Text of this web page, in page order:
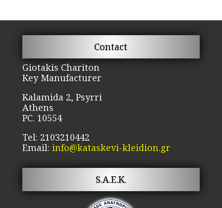
Contact
Giotakis Chariton
Key Manufacturer
Kalamida 2, Psyrri
Athens
PC. 10554
Tel: 2103210442
Email: info@kataskevi-kleidion.gr
S.A.E.K.